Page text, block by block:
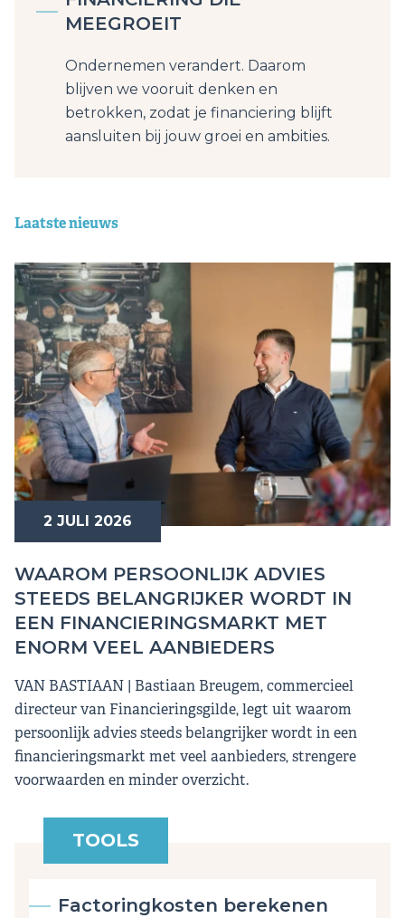
MEEGROEIT
Ondernemen verandert. Daarom
blijven we vooruit denken en
betrokken, zodat je financiering blijft
aansluiten bij jouw groei en ambities.
Laatste nieuws
2 JULI 2026
WAAROM PERSOONLIJK ADVIES
STEEDS BELANGRIJKER WORDT IN
EEN FINANCIERINGSMARKT MET
ENORM VEEL AANBIEDERS
VAN BASTIAAN | Bastiaan Breugem, commercieel
directeur van Financieringsgilde, legt uit waarom
persoonlijk advies steeds belangrijker wordt in een
financieringsmarkt met veel aanbieders, strengere
voorwaarden en minder overzicht.
TOOLS
Factoringkosten berekenen